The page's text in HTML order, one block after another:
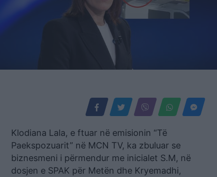
Klodiana Lala, e ftuar në emisionin “Të
Paekspozuarit” në MCN TV, ka zbuluar se
biznesmeni i përmendur me inicialet S.M, në
dosjen e SPAK për Metën dhe Kryemadhi,